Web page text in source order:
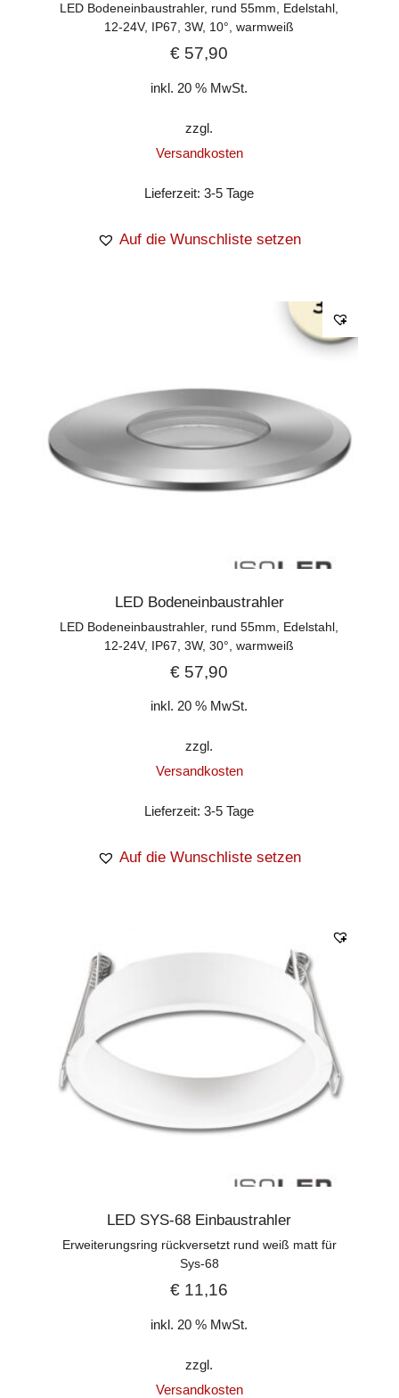
LED Bodeneinbaustrahler, rund 55mm, Edelstahl,
12-24V, IP67, 3W, 10°, warmweiß
€ 57,90
inkl. 20 % MwSt.
zzgl.
Versandkosten
Lieferzeit:3-5 Tage
Auf die Wunschliste setzen
LED Bodeneinbaustrahler
LED Bodeneinbaustrahler, rund 55mm, Edelstahl,
12-24V, IP67, 3W, 30°, warmweiß
€ 57,90
inkl. 20 % MwSt.
zzgl.
Versandkosten
Lieferzeit:3-5 Tage
Auf die Wunschliste setzen
LED SYS-68 Einbaustrahler
Erweiterungsring rückversetzt rund weiß matt für
Sys-68
€ 11,16
inkl. 20 % MwSt.
zzgl.
Versandkosten